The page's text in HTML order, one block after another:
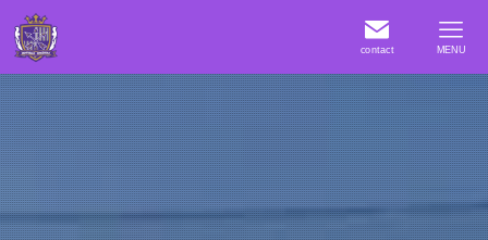
contact MENU